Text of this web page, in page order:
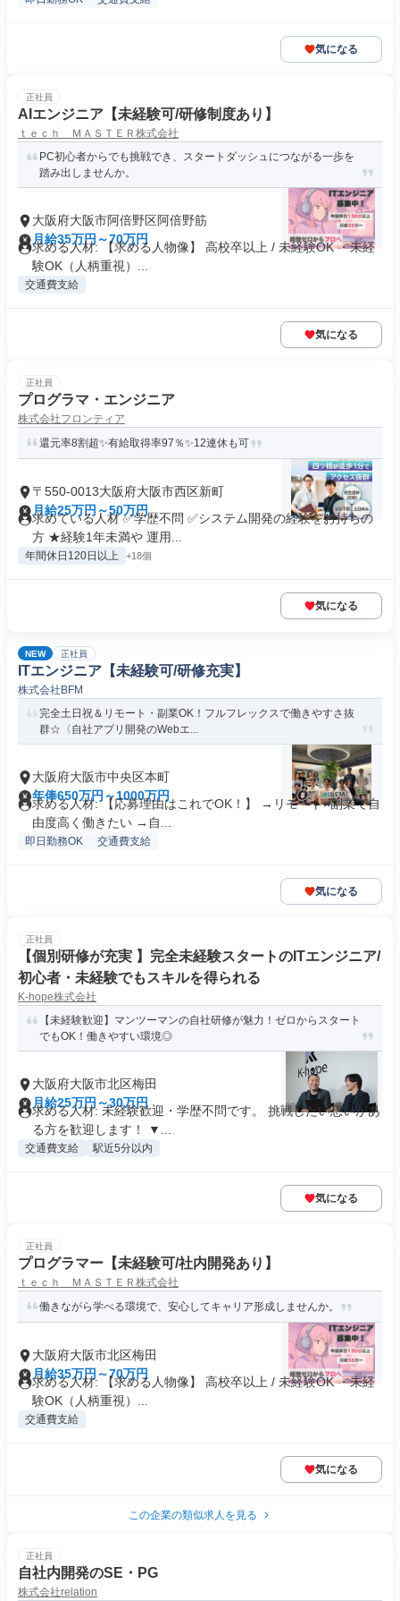
気になる
正社員
AIエンジニア【未経験可/研修制度あり】
ｔｅｃｈ ＭＡＳＴＥＲ株式会社
PC初心者からでも挑戦でき、スタートダッシュにつながる一歩を
踏み出しませんか。
大阪府大阪市阿倍野区阿倍野筋
月給35万円～70万円
求める人材: 【求める人物像】 高校卒以上 / 未経験OK ・未経
験OK（人柄重視）...
交通費支給
気になる
正社員
プログラマ・エンジニア
株式会社フロンティア
還元率8割超✨有給取得率97％✨12連休も可
〒550-0013大阪府大阪市西区新町
月給25万円～50万円
求めている人材 ✅学歴不問 ✅システム開発の経験をお持ちの
方 ★経験1年未満や 運用...
年間休日120日以上 +18個
気になる
NEW 正社員
ITエンジニア【未経験可/研修充実】
株式会社BFM
完全土日祝＆リモート・副業OK！フルフレックスで働きやすさ抜
群☆〈自社アプリ開発のWebエ...
大阪府大阪市中央区本町
年俸650万円～1000万円
求める人材: 【応募理由はこれでOK！】 →リモート×副業で自
由度高く働きたい →自...
即日勤務OK 交通費支給
気になる
正社員
【個別研修が充実 】完全未経験スタートのITエンジニア/
初心者・未経験でもスキルを得られる
K-hope株式会社
【未経験歓迎】マンツーマンの自社研修が魅力！ゼロからスタート
でもOK！働きやすい環境◎
大阪府大阪市北区梅田
月給25万円～30万円
求める人材: 未経験歓迎・学歴不問です。 挑戦したい想いがあ
る方を歓迎します！ ▼...
交通費支給 駅近5分以内
気になる
正社員
プログラマー【未経験可/社内開発あり】
ｔｅｃｈ ＭＡＳＴＥＲ株式会社
働きながら学べる環境で、安心してキャリア形成しませんか。
大阪府大阪市北区梅田
月給35万円～70万円
求める人材: 【求める人物像】 高校卒以上 / 未経験OK ・未経
験OK（人柄重視）...
交通費支給
気になる
この企業の類似求人を見る
正社員
自社内開発のSE・PG
株式会社relation